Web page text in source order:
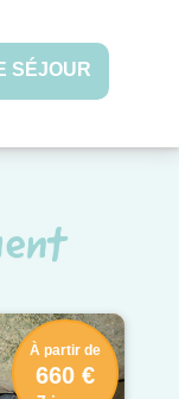
SÉJOUR
À partir de
660 €